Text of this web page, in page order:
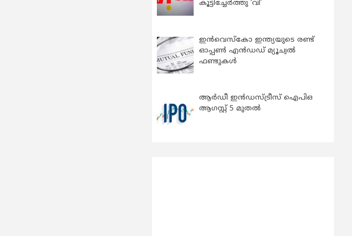
കൂട്ടിച്ചേർത്തു ‘വി’
ഇന്‍വെസ്കോ ഇന്ത്യയുടെ രണ്ട്
ഓപ്പണ്‍ എന്‍ഡഡ് മ്യൂച്വല്‍
ഫണ്ടുകള്‍
ആർഡീ ഇൻഡസ്ട്രീസ് ഐപിഒ
ആഗസ്റ്റ് 5 മുതൽ